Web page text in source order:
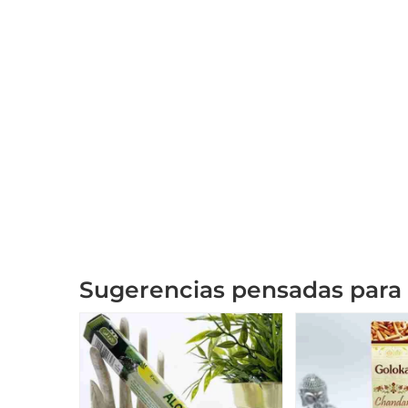
Sugerencias pensadas